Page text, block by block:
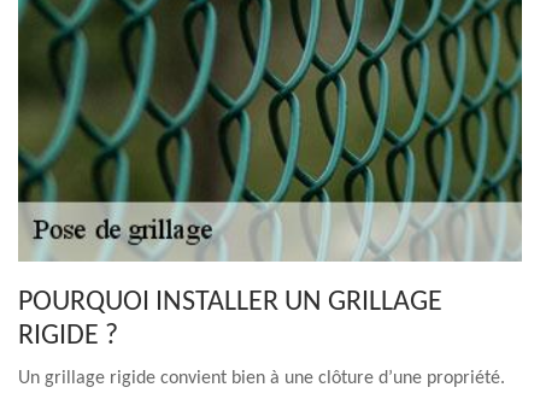
POURQUOI INSTALLER UN GRILLAGE
RIGIDE ?
Un grillage rigide convient bien à une clôture d’une propriété.